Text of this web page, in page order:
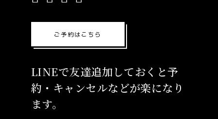
ご予約はこちら
LINEで友達追加しておくと予
約・キャンセルなどが楽になり
ます。